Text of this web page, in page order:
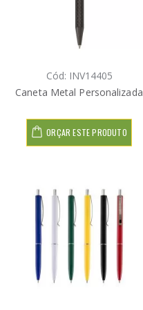
Cód: INV14405
Caneta Metal Personalizada
ORÇAR ESTE PRODUTO